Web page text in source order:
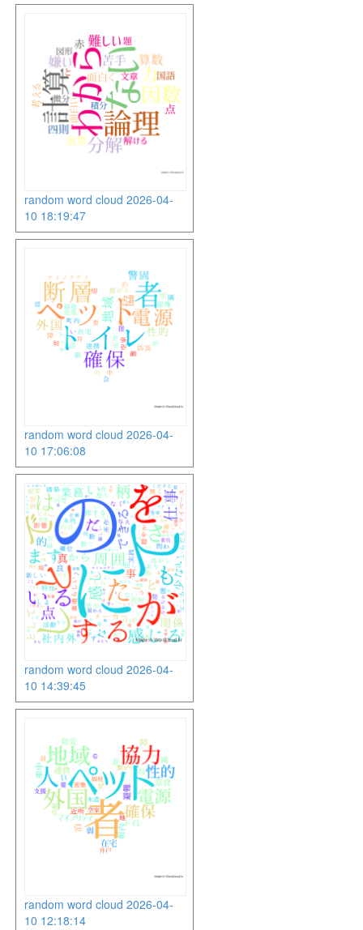
random word cloud 2026-04-
10 18:19:47
random word cloud 2026-04-
10 17:06:08
random word cloud 2026-04-
10 14:39:45
random word cloud 2026-04-
10 12:18:14